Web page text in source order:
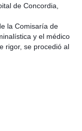
de Concordia,
la Comisaría de
y el médico
rigor, se procedió al